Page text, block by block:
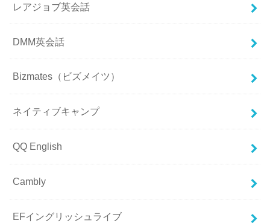
レアジョブ英会話
DMM英会話
Bizmates（ビズメイツ）
ネイティブキャンプ
QQ English
Cambly
EFイングリッシュライブ